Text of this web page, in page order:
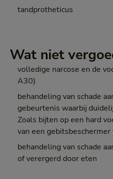
tandprotheticus
Wat niet
volledige narcose en de
A30)
behandeling van schade
gebeurtenis waarbij
Zoals bijten op een hard
van een
behandeling van schade
of verergerd door eten